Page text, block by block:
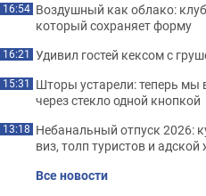
16:54 Воздушный как облако:
который сохраняет форму
16:21 Удивил гостей кексом с
15:31 Шторы устарели: теперь
через стекло одной кнопкой
13:18 Небанальный отпуск 2026:
виз, толп туристов и
Все новости